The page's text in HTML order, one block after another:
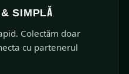
SIMPLĂ
Colectăm doar
cu partenerul